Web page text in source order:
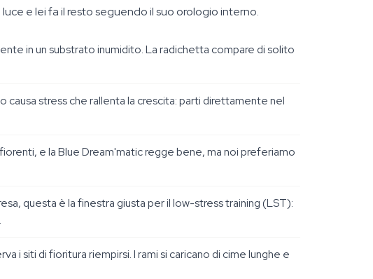
e lei fa il resto seguendo il suo orologio interno.
in un substrato inumidito. La radichetta compare di solito
stress che rallenta la crescita: parti direttamente nel
e la Blue Dream'matic regge bene, ma noi preferiamo
questa è la finestra giusta per il low-stress training (LST):
i siti di fioritura riempirsi. I rami si caricano di cime lunghe e